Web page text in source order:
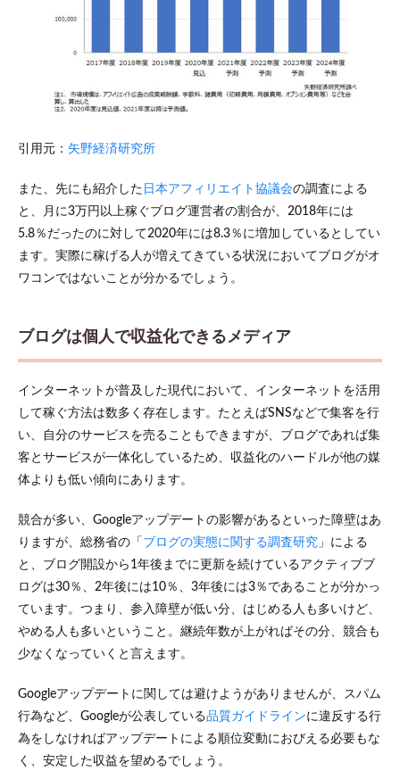
引用元： 矢野経済研究所
また、先にも紹介した 日本アフィリエイト協議会の調査による
と、月に3万円以上稼ぐブログ運営者の割合が、2018年には
5.8％だったのに対して2020年には8.3％に増加しているとしてい
ます。実際に稼げる人が増えてきている状況においてブログがオ
ワコンではないことが分かるでしょう。
ブログは個人で収益化できるメディア
インターネットが普及した現代において、インターネットを活用
して稼ぐ方法は数多く存在します。たとえばSNSなどで集客を行
い、自分のサービスを売ることもできますが、ブログであれば集
客とサービスが一体化しているため、収益化のハードルが他の媒
体よりも低い傾向にあります。
競合が多い、Googleアップデートの影響があるといった障壁はあ
りますが、総務省の「 ブログの実態に関する調査研究 」による
と、ブログ開設から1年後までに更新を続けているアクティブブ
ログは30％、2年後には10％、3年後には3％であることが分かっ
ています。つまり、参入障壁が低い分、はじめる人も多いけど、
やめる人も多いということ。継続年数が上がればその分、競合も
少なくなっていくと言えます。
Googleアップデートに関しては避けようがありませんが、スパム
行為など、Googleが公表している品質ガイドラインに違反する行
為をしなければアップデートによる順位変動におびえる必要もな
く、安定した収益を望めるでしょう。